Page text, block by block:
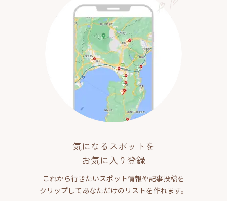
気になるスポットを
お気に入り登録
これから行きたいスポット情報や記事投稿を
クリップしてあなただけのリストを作れます。